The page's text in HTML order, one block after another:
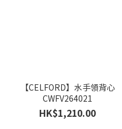
【CELFORD】水手領背心
CWFV264021
HK$1,210.00